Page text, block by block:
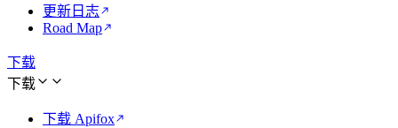
更新日志
Road Map
下载
下载
下载 Apifox